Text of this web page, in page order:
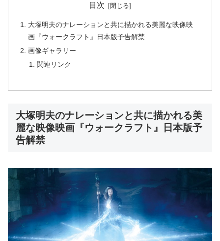
目次
大塚明夫のナレーションと共に描かれる美麗な映像映
画『ウォークラフト』日本版予告解禁
画像ギャラリー
関連リンク
大塚明夫のナレーションと共に描かれる美
麗な映像映画『ウォークラフト』日本版予
告解禁